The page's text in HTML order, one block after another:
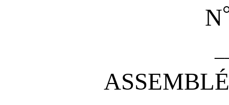
N